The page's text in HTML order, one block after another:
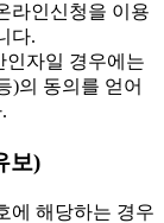
라인신청을 이용
다.
자일 경우에는
)의 동의를 얻어
보)
에 해당하는 경우